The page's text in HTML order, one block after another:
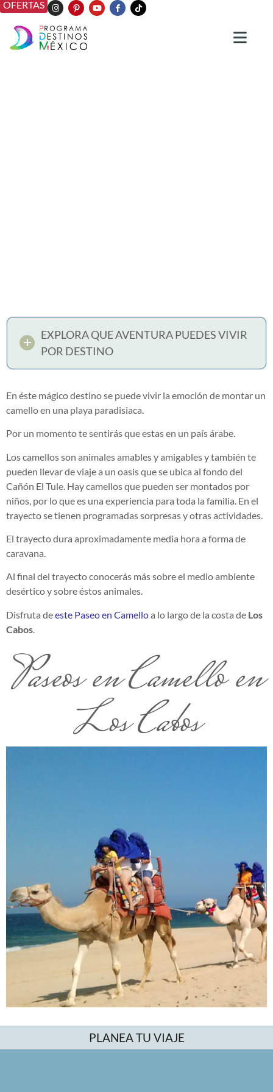
OFERTAS
EXPLORA QUE AVENTURA PUEDES VIVIR
POR DESTINO
En éste mágico destino se puede vivir la emoción de montar un
camello en una playa paradisiaca.
Por un momento te sentirás que estas en un país árabe.
Los camellos son animales amables y amigables y también te
pueden llevar de viaje a un oasis que se ubica al fondo del
Cañón El Tule. Hay camellos que pueden ser montados por
niños, por lo que es una experiencia para toda la familia. En el
trayecto se tienen programadas sorpresas y otras actividades.
El trayecto dura aproximadamente media hora a forma de
caravana.
Al final del trayecto conocerás más sobre el medio ambiente
desértico y sobre éstos animales.
Disfruta deeste Paseo en Camelloa lo largo de la costa de Los
Cabos
Paseos en Camello en
Los Cabos
PLANEA TU VIAJE